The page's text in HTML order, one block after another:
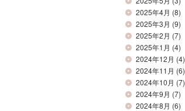
2025年4月 (8)
2025年3月 (9)
2025年2月 (7)
2025年1月 (4)
2024年12月 (4)
2024年11月 (6)
2024年10月 (7)
2024年9月 (7)
2024年8月 (6)